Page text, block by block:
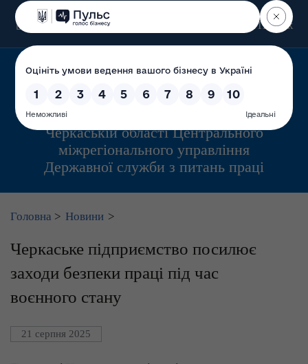
Пошук
Управління інспекційної діяльності у
Черкаській області Центрального
міжрегіонального управління
Державної служби з питань праці
Головна > Новини >
Черкаське підприємство посилює
заходи безпеки праці під час
воєнного стану
21 серпня 2025